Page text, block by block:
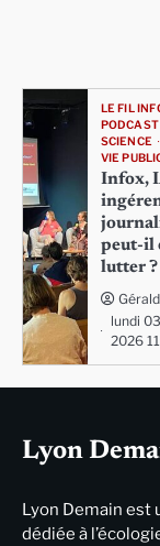
LE FIL
PODCAST
SCIENCE
VIE
Infox,
peut-il
lutter ?
lundi
2026
Lyon
Lyon Demain est
dédiée à